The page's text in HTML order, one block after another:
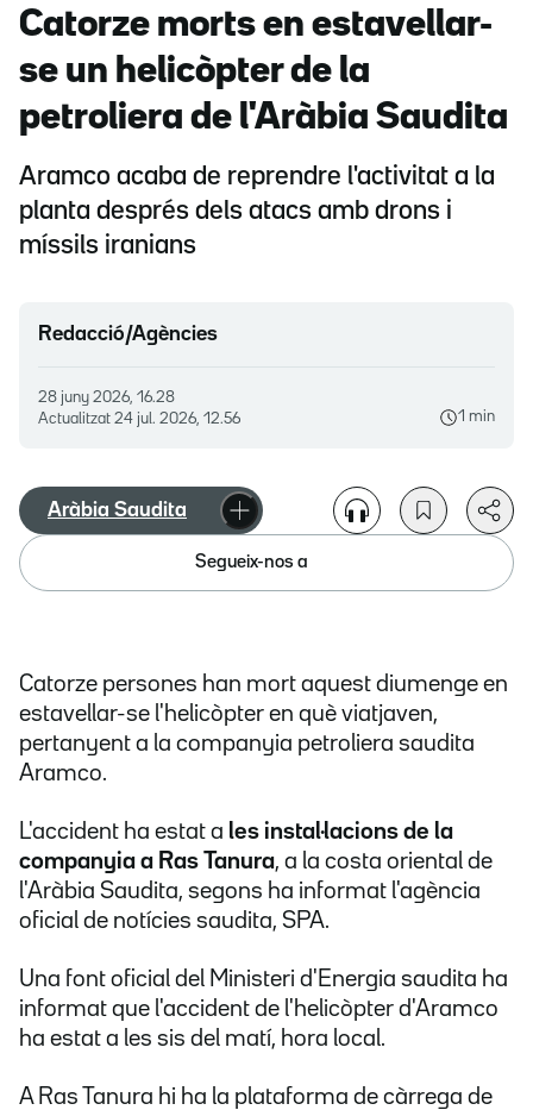
Catorze morts en estavellar-
se un helicòpter de la
petroliera de l'Aràbia Saudita
Aramco acaba de reprendre l'activitat a la
planta després dels atacs amb drons i
míssils iranians
Redacció/Agències
28 juny 2026, 16.28
Actualitzat 24 jul. 2026, 12.56 1 min
Aràbia Saudita
Segueix-nos a
Catorze persones han mort aquest diumenge en
estavellar-se l'helicòpter en què viatjaven,
pertanyent a la companyia petroliera saudita
Aramco.
L'accident ha estat a les instal·lacions de la
companyia a Ras Tanura, a la costa oriental de
l'Aràbia Saudita, segons ha informat l'agència
oficial de notícies saudita, SPA.
Una font oficial del Ministeri d'Energia saudita ha
informat que l'accident de l'helicòpter d'Aramco
ha estat a les sis del matí, hora local.
A Ras Tanura hi ha la plataforma de càrrega de